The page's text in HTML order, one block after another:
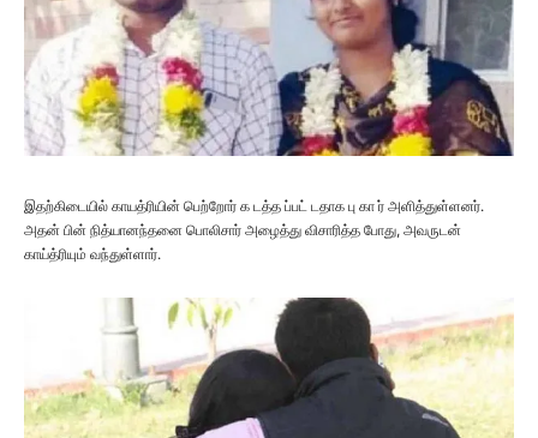
இதற்கிடையில் காயத்ரியின் பெற்றோர் க டத்த ப்பட் டதாக பு கா ர் அளித்துள்ளனர்.
அதன் பின் நித்யானந்தனை பொலிசார் அழைத்து விசாரித்த போது, அவருடன்
காய்த்ரியும் வந்துள்ளார்.